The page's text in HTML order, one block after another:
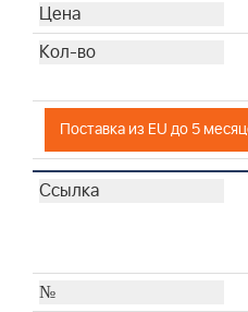
Поставка из EU до 5